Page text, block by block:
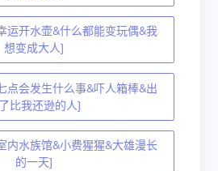
运开水壶&什么都能变玩偶&我
想变成大人]
点会发生什么事&吓人箱棒&出
比我还逊的人]
内水族馆&小费猩猩&大雄漫长
的一天]